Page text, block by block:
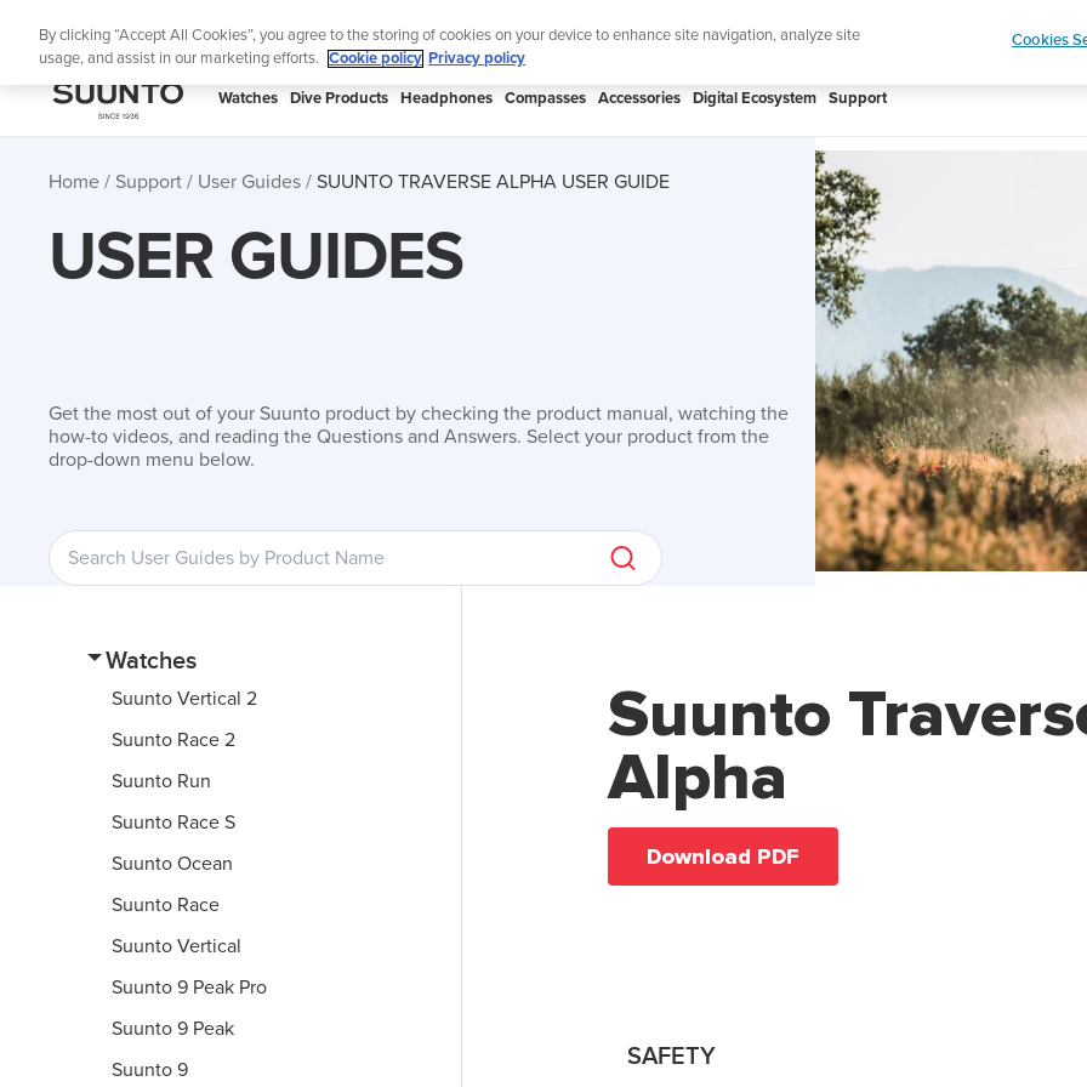
Lightweight sports watch designed for runners Shop
SUUNTO
Watches Dive Products Headphones Compasses Accessories Digital Ecosystem Support
Home Support User Guides SUUNTO TRAVERSE ALPHA USER GUIDE
USER GUIDES
Get the most out of your Suunto product by checking the product manual, watching the
how-to videos, and reading the Questions and Answers. Select your product from the
drop-down menu below.
Watches
Suunto Vertical 2
Suunto Race 2
Suunto Run
Suunto Race S
Suunto Ocean
Suunto Race
Suunto Vertical
Suunto 9 Peak Pro
Suunto 9 Peak
Suunto 9
Suunto
Alpha
Download PDF
SAFETY
By clicking “Accept All Cookies”, you agree to the storing of cookies on your device to enhance site navigation, analyze site
usage, and assist in our marketing efforts.
Cookie policy Privacy policy
Cookies